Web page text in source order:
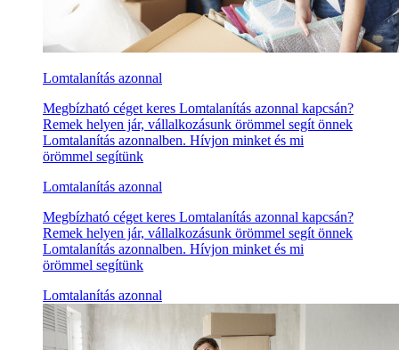
Lomtalanítás azonnal
Megbízható céget keres Lomtalanítás azonnal kapcsán?
Remek helyen jár, vállalkozásunk örömmel segít önnek
Lomtalanítás azonnalben. Hívjon minket és mi
örömmel segítünk
Lomtalanítás azonnal
Megbízható céget keres Lomtalanítás azonnal kapcsán?
Remek helyen jár, vállalkozásunk örömmel segít önnek
Lomtalanítás azonnalben. Hívjon minket és mi
örömmel segítünk
Lomtalanítás azonnal